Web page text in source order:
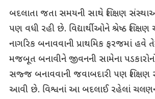
બદલાતા જતા સમયની સાથે શિક્ષણ
પણ વધી રહી છે. વિદ્યાર્થીઓને શ્રેષ્ઠ
નાગરિક બનાવવાની પ્રાથમિક ફરજમાં હવે
મજબૂત બનાવીને જીવનની સામેના
સજ્જ બનાવવાની જવાબદારી પણ
આવી છે. વિશ્વનાં આ બદલાઈ રહેલાં